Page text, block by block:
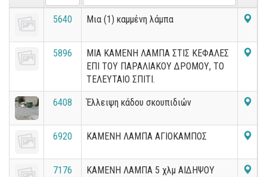
5640 Μια (1) καμμένη λάμπα
5896
ΜΙΑ ΚΑΜΕΝΗ ΛΑΜΠΑ ΣΤΙΣ ΚΕΦΑΛΕΣ
ΕΠΙ ΤΟΥ ΠΑΡΑΛΙΑΚΟΥ ΔΡΟΜΟΥ, ΤΟ
ΤΕΛΕΥΤΑΙΟ ΣΠΙΤΙ.
6408 Έλλειψη κάδου σκουπιδιών
6920 ΚΑΜΕΝΗ ΛΑΜΠΑ ΑΓΙΟΚΑΜΠΟΣ
7176
ΚΑΜΕΝΗ ΛΑΜΠΑ 5 χλμ ΑΙΔΗΨΟΥ